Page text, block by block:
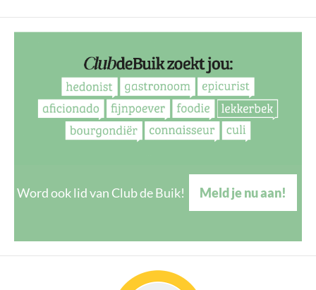
Word ook lid van Club de Buik! Meld je nu aan!